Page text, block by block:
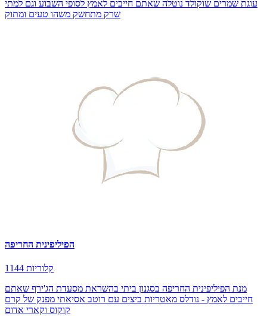
עוגת שמרים שוקולד נוטלה שאתם חייבים לאמץ לסופי השבוע וגם למתי
שרק מתחשק משהו טעים ומתוק
הפיליפינית החריפה
1144 קלוריות
מנת הפיליפינית החריפה בסגנון ביתי בהשראת מסעדת הג'ירף שאתם
חייבים לאמץ - נודלס מאטריות ביצים עם רוטב אסיאתי מפנק של קרם
קוקוס וקארי אדום